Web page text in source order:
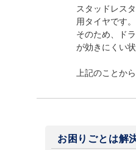
スタッドレス
用タイヤです。
そのため、ド
が効きにくい
上記のことか
お困りごとは解